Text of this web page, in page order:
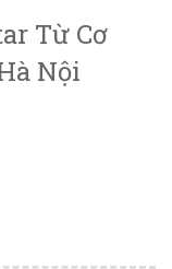
Từ Cơ
Nội